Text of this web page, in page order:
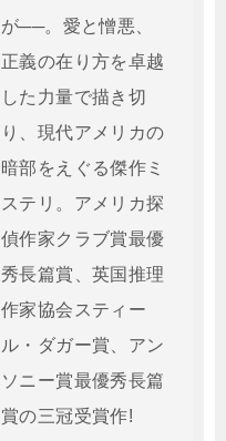
が──。愛と憎悪、
正義の在り方を卓越
した力量で描き切
り、現代アメリカの
暗部をえぐる傑作ミ
ステリ。アメリカ探
偵作家クラブ賞最優
秀長篇賞、英国推理
作家協会スティー
ル・ダガー賞、アン
ソニー賞最優秀長篇
賞の三冠受賞作!